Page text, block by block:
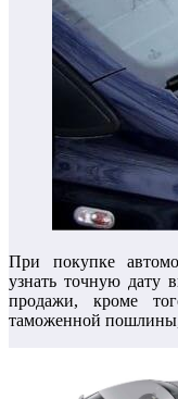
При покупке
узнать точную дату
продажи, кроме
таможенной пошлины,